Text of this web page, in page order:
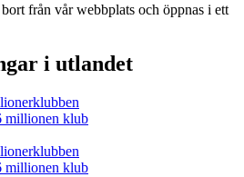
från vår webbplats och öppnas i ett
i utlandet
millionen klub
millionen klub